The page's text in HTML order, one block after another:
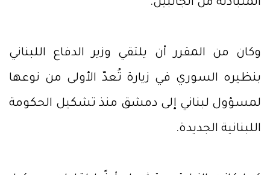
المتبادلة من الجانبين.
وكان من المقرر أن يلتقي وزير الدفاع اللبناني
بنظيره السوري في زيارة تُعدّ الأولى من نوعها
لمسؤول لبناني إلى دمشق منذ تشكيل الحكومة
اللبنانية الجديدة.